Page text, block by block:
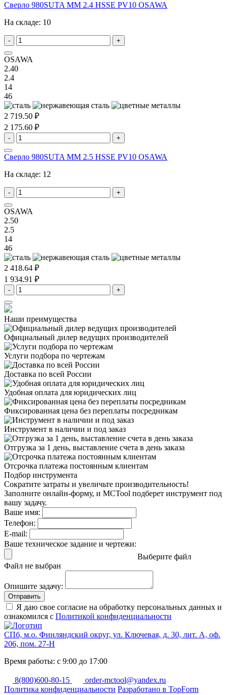
Сверло 980SUTA MM 2.4 HSSE PV10 OSAWA
На складе: 10
- +
OSAWA
2.40
2.4
14
46
2 719.50 ₽
2 175.60 ₽
- +
Сверло 980SUTA MM 2.5 HSSE PV10 OSAWA
На складе: 12
- +
OSAWA
2.50
2.5
14
46
2 418.64 ₽
1 934.91 ₽
- +
Наши преимущества
Официальный дилер ведущих производителей
Услуги подбора по чертежам
Доставка по всей России
Удобная оплата для юридических лиц
Фиксированная цена без переплаты посредникам
Инструмент в наличии и под заказ
Отгрузка за 1 день, выставление счета в день заказа
Отсрочка платежа постоянным клиентам
Подбор инструмента
Сократите затраты и увеличьте производительность!
Заполните онлайн-форму, и MCTool подберет инструмент под
вашу задачу.
Ваше имя:
Телефон:
E-mail:
Ваше техническое задание и чертежи:
Выберите файл
Файл не выбран
Опишите задачу:
Отправить
Я даю свое согласие на обработку персональных данных и
ознакомился с Политикой конфиденциальности
СПб, м.о. Финляндский округ, ул. Ключевая, д. 30, лит. А, оф.
206, пом. 27-Н
Время работы: с 9:00 до 17:00
8(800)600-80-15
order-mctool@yandex.ru
Политика конфиденциальности Разработано в TopForm